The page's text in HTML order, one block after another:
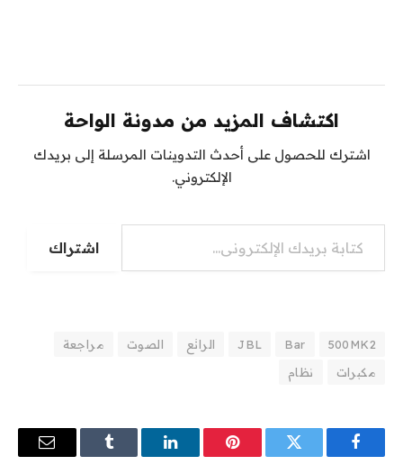
اكتشاف المزيد من مدونة الواحة
اشترك للحصول على أحدث التدوينات المرسلة إلى بريدك
الإلكتروني.
كتابة بريدك الإلكتروني...
اشتراك
500MK2
Bar
JBL الرائع الصوت
مراجعة
مكبرات
نظام
فيسبوك تويتر بينتيريستلينكدإن Tumblr
البريد